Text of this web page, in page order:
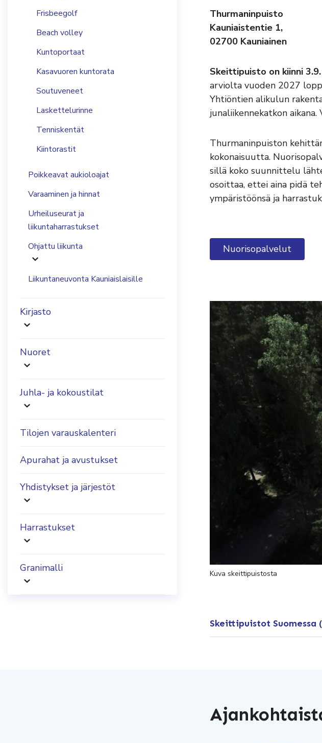
Frisbeegolf
Beach volley
Kuntoportaat
Kasavuoren kuntorata
Soutuveneet
Laskettelurinne
Tenniskentät
Kiintorastit
Poikkeavat aukioloajat
Varaaminen ja hinnat
Urheiluseurat ja
liikuntaharrastukset
Ohjattu liikunta
Liikuntaneuvonta Kauniaislaisille
Kirjasto
Nuoret
Juhla- ja kokoustilat
Tilojen varauskalenteri
Apurahat ja avustukset
Yhdistykset ja järjestöt
Harrastukset
Granimalli
Thurmaninpuisto
Kauniaistentie 1,
02700 Kauniainen
Skeittipuisto on kiinni
arviolta vuoden 2027
Yhtiöntien alikulun
junaliikennekatkon
Thurmaninpuiston
kokonaisuutta.
sillä koko suunnittelu
osoittaa, ettei aina pidä
ympäristöönsä ja
Nuorisopalvelut
Kuva skeittipuistosta
Skeittipuistot Suomessa